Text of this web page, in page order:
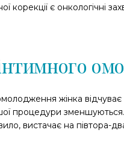
корекції є онкологічні
жінка
процедури
вистачає на півтора-